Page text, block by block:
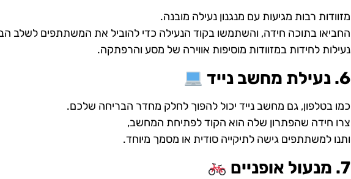
מזוודות רבות מגיעות עם מנגנון נעילה מובנה.
החביאו בתוכה חידה, והשתמשו בקוד הנעילה כדי להוביל את המשתתפים לשלב
נעילות לחידות במזוודות מוסיפות אווירה של מסע והרפתקה.
6. נעילת מחשב נייד
כמו בטלפון, גם מחשב נייד יכול להפוך לחלק מחדר הבריחה שלכם.
צרו חידה שהפתרון שלה הוא הקוד לפתיחת המחשב,
ותנו למשתתפים גישה לתיקייה סודית או מסמך מיוחד.
7. מנעול אופניים